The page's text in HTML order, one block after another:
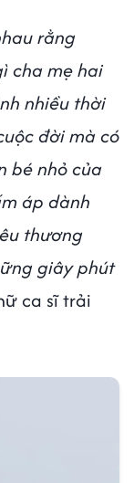
rằng
cha mẹ hai
nhiều thời
đời mà có
bé nhỏ của
áp dành
thương
giây phút
ca sĩ trải